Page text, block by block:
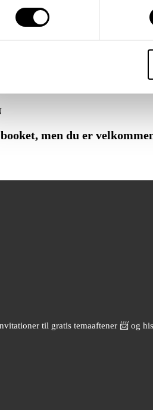
men du er
til gratis temaaftener 📨 og